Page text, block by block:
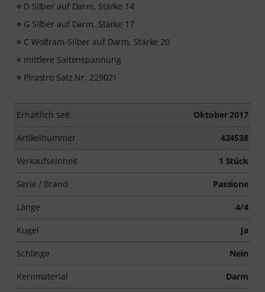
D Silber auf Darm, Stärke 14
G Silber auf Darm, Stärke 17
C Wolfram-Silber auf Darm, Stärke 20
mittlere Saitenspannung
Pirastro Satz Nr. 229021
Erhältlich seit Oktober 2017
Artikelnummer 424538
Verkaufseinheit 1 Stück
Serie / Brand Passione
Länge 4/4
Kugel Ja
Schlinge Nein
Kernmaterial Darm